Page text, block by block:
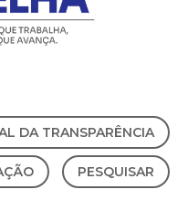
DA TRANSPARÊNCIA
PESQUISAR